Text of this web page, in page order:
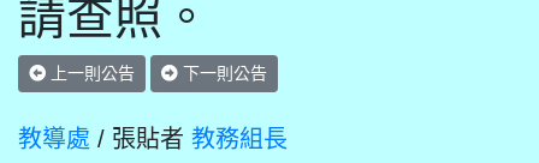
請查照。
上一則公告 下一則公告
教導處 / 張貼者 教務組長